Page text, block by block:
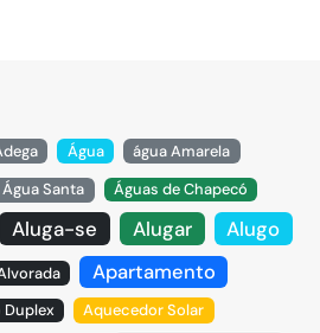
Água água Amarela
Água Santa Águas de Chapecó
Aluga-se Alugar
Alugo
Apartamento
Aquecedor Solar